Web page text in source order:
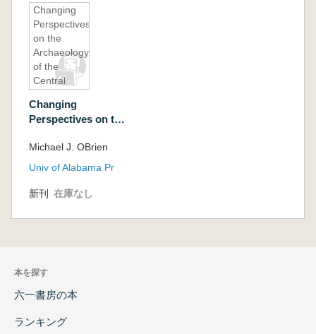
Changing
Perspectives
on the
Archaeology
of the
Central
River
Valley(ミシ
流域考古学
における視
Changing
Perspectives on the
Central Mississippi
River Valley(ミシシ
における視点の変化)
Michael J. OBrien
Univ of Alabama Pr
新刊 在庫なし
本を探す
六一書房の本
ランキング